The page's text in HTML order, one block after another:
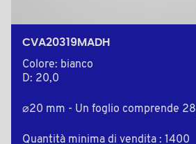
CVA20319MADH
Colore: bianco
D: 20,0
⌀20 mm - Un foglio comprende
Quantità minima di vendita : 1400